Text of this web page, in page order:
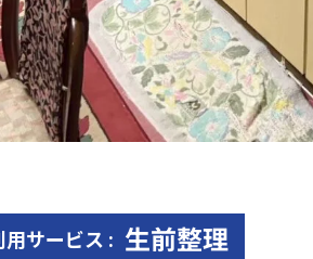
用サービス : 生前整理